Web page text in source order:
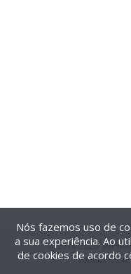
@2014-2026
Termos de
Nós fazemos uso de
a sua experiência. Ao
de cookies de acordo